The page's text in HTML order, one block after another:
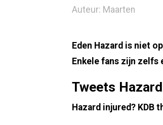
Auteur: Maarten
Eden Hazard is niet
Enkele fans zijn
Tweets Hazard
Hazard injured? KDB